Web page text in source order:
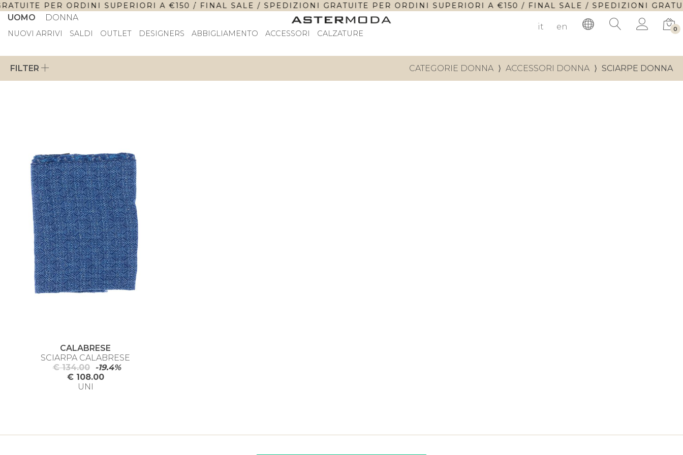
PER ORDINI SUPERIORI A €150 / FINAL SALE / SPEDIZIONI GRATUITE PER ORDINI SUPERIORI A €150 / FINAL SALE / SPEDIZIONI
UOMO DONNA
NUOVI ARRIVI SALDI OUTLET DESIGNERS ABBIGLIAMENTO ACCESSORI CALZATURE
it en 0
FILTER CATEGORIE DONNA ⟩ ACCESSORI DONNA ⟩ SCIARPE DONNA
CALABRESE
SCIARPA CALABRESE
€ 134.00
-19.4%
€ 108.00
UNI